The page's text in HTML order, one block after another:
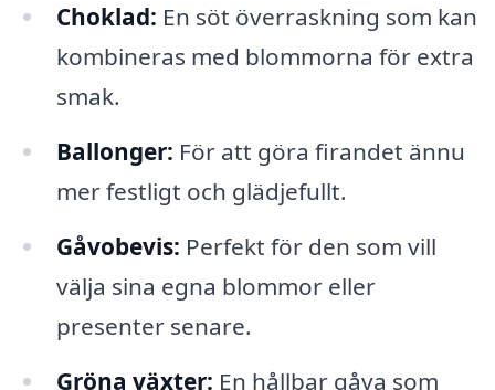
Choklad: En söt överraskning som kan
kombineras med blommorna för extra
smak.
Ballonger: För att göra firandet ännu
mer festligt och glädjefullt.
Gåvobevis: Perfekt för den som vill
välja sina egna blommor eller
presenter senare.
Gröna växter: En hållbar gåva som